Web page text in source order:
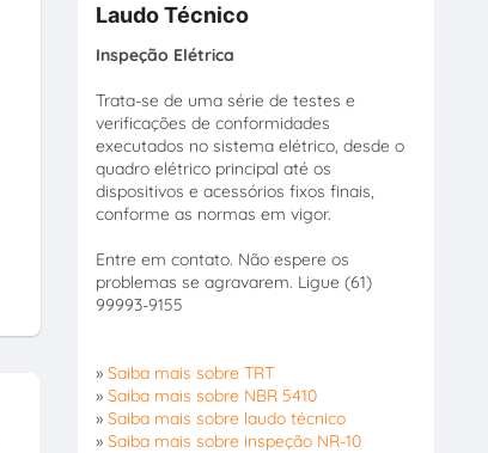
Laudo Técnico
Inspeção Elétrica
Trata-se de uma série de testes e
verificações de conformidades
executados no sistema elétrico, desde o
quadro elétrico principal até os
dispositivos e acessórios fixos finais,
conforme as normas em vigor.
Entre em contato. Não espere os
problemas se agravarem. Ligue (61)
99993-9155
» Saiba mais sobre TRT
» Saiba mais sobre NBR 5410
» Saiba mais sobre laudo técnico
» Saiba mais sobre inspeção NR-10